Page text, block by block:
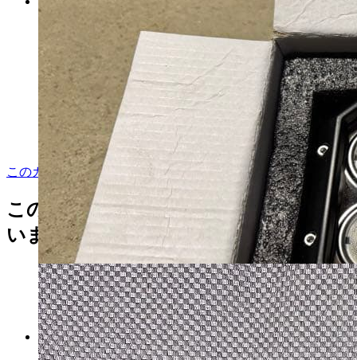
ノア 80系 クスコ タワーバ
ー フロント
マイストア在庫：
税込
4,410
円
カートに入れる
ハイゼット トラック フロント
このカテゴリをもっと見る
この商品を見た人はこんな商品も見て
います